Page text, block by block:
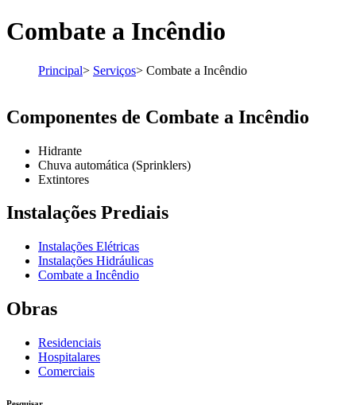
Combate a Incêndio
Principal> Serviços> Combate a Incêndio
Componentes de Combate a Incêndio
Hidrante
Chuva automática (Sprinklers)
Extintores
Instalações Prediais
Instalações Elétricas
Instalações Hidráulicas
Combate a Incêndio
Obras
Residenciais
Hospitalares
Comerciais